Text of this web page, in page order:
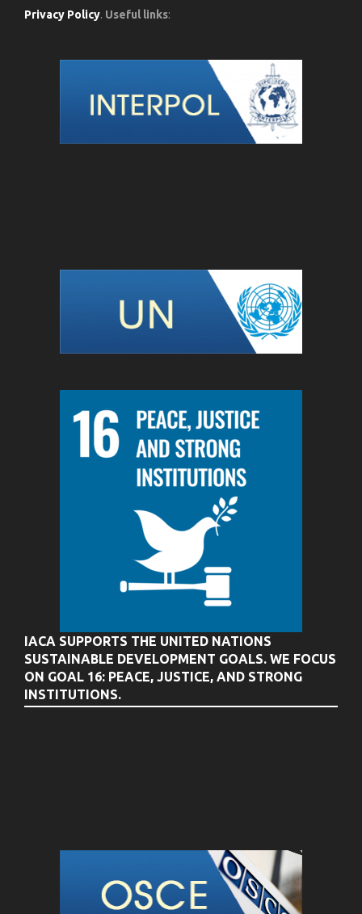
Privacy Policy. Useful links:
IACA SUPPORTS THE UNITED NATIONS
SUSTAINABLE DEVELOPMENT GOALS. WE FOCUS
ON GOAL 16: PEACE, JUSTICE, AND STRONG
INSTITUTIONS.